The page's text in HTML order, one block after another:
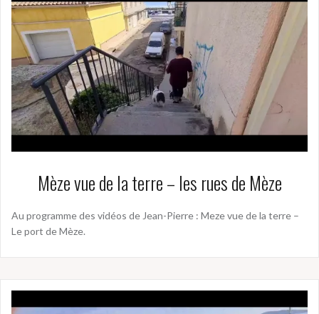
Mèze vue de la terre – les rues de Mèze
Au programme des vidéos de Jean-Pierre : Meze vue de la terre –
Le port de Mèze.